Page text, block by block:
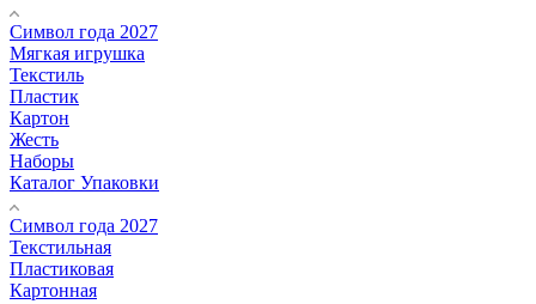
Символ года 2027
Мягкая игрушка
Текстиль
Пластик
Картон
Жесть
Наборы
Каталог Упаковки
Символ года 2027
Текстильная
Пластиковая
Картонная